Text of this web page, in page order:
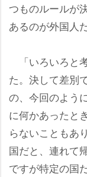
つものルールが
あるのが外国人だ
「いろいろと
た。決して差別
の、今回のよう
に何かあったと
らないこともあ
国だと、連れて
ですが特定の国